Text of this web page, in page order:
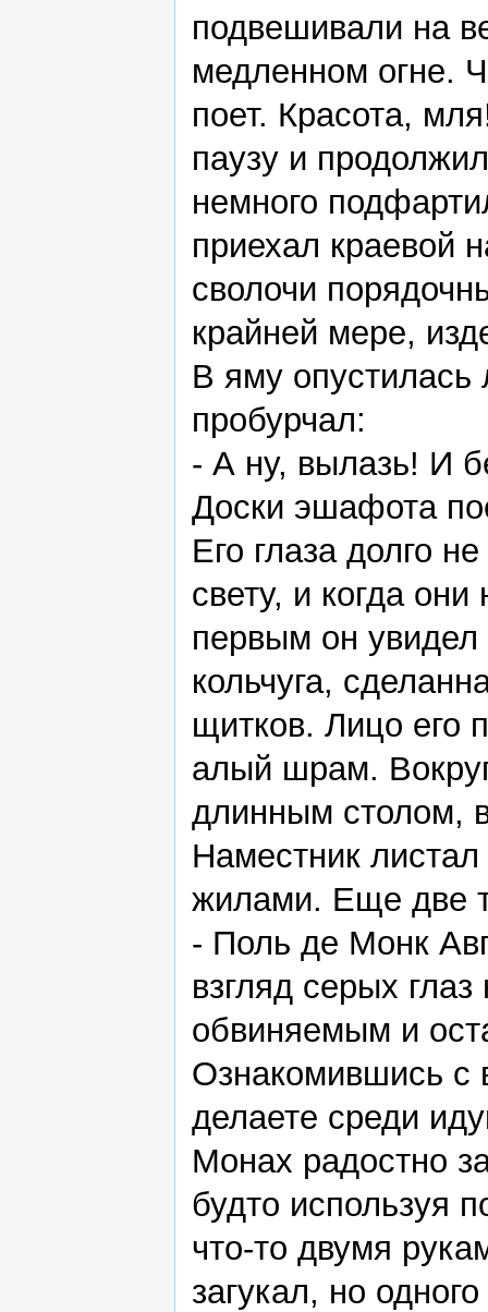
подвешивали на
медленном огне.
поет. Красота,
паузу и
немного
приехал краевой
сволочи
крайней мере,
В яму опустилась
пробурчал:
- А ну, вылазь! И
Доски эшафота
Его глаза долго
свету, и когда они
первым он
кольчуга,
щитков. Лицо его
алый шрам.
длинным столом,
Наместник
жилами. Еще две
- Поль де Монк
взгляд серых
обвиняемым и
Ознакомившись
делаете среди
Монах радостно
будто используя
что-то двумя
загукал, но